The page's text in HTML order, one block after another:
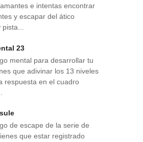
e intentas encontrar
y escapar del ático
pista...
23
mental para desarrollar tu
que adivinar los 13 niveles
respuesta en el cuadro
de escape de la serie de
que estar registrado